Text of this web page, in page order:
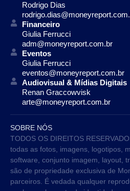
Rodrigo Dias
Financeiro
Giulia Ferrucci
adm@moneyreport.com.br
Eventos
Giulia Ferrucci
eventos@moneyreport.com.br
Audiovisual & Mídias Digitais
Renan Graccowvisk
arte@moneyreport.com.br
SOBRE NÓS
TODOS OS DIREITOS
todas as fotos, imagens, logotipos,
software, conjunto imagem, layout,
são de propriedade exclusiva de
parceiros. É vedada qualquer